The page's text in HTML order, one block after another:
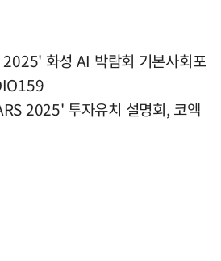
화성 AI 박람회 기본사회포
2025' 투자유치 설명회, 코엑